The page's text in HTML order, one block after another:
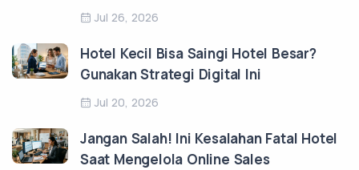
Jul 26, 2026
Hotel Kecil Bisa Saingi Hotel Besar?
Gunakan Strategi Digital Ini
Jul 20, 2026
Jangan Salah! Ini Kesalahan Fatal Hotel
Saat Mengelola Online Sales